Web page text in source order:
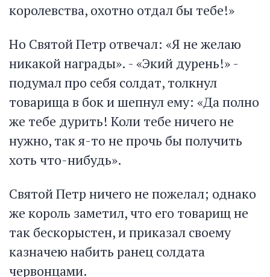
королевства, охотно отдал бы тебе!»
Но Святой Петр отвечал: «Я не желаю
никакой награды». - «Экий дурень!» -
подумал про себя солдат, толкнул
товарища в бок и шепнул ему: «Да полно
же тебе дурить! Коли тебе ничего не
нужно, так я-то не прочь бы получить
хоть что-нибудь».
Святой Петр ничего не пожелал; однако
же король заметил, что его товарищ не
так бескорыстен, и приказал своему
казначею набить ранец солдата
червонцами.